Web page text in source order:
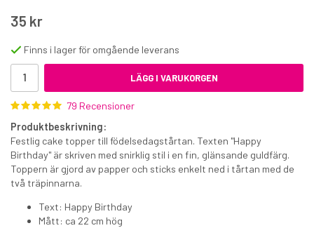
Tårtbricka guld/silver 34 cm
€2.50
KÖP
35 kr
Finns i lager för omgående leverans
LÄGG I VARUKORGEN
79 Recensioner
Produktbeskrivning:
Festlig cake topper till födelsedagstårtan. Texten "Happy
Birthday" är skriven med snirklig stil i en fin, glänsande guldfärg.
Toppern är gjord av papper och sticks enkelt ned i tårtan med de
två träpinnarna.
Text: Happy Birthday
Mått: ca 22 cm hög